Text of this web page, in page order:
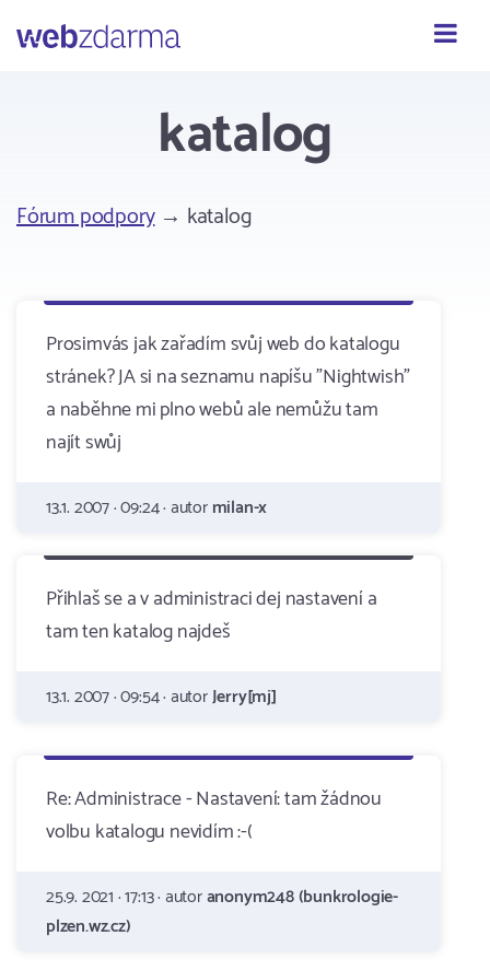
Webzdarma
katalog
Fórum podpory→ katalog
Prosimvás jak zařadím svůj web do katalogu
stránek? JA si na seznamu napíšu "Nightwish"
a naběhne mi plno webů ale nemůžu tam
najít swůj
13.1. 2007 · 09:24 · autormilan-x
Přihlaš se a v administraci dej nastavení a
tam ten katalog najdeš
13.1. 2007 · 09:54 · autorJerry[mj]
Re: Administrace - Nastavení: tam žádnou
volbu katalogu nevidím :-(
25.9. 2021 · 17:13 · autoranonym248 (bunkrologie-
plzen.wz.cz)